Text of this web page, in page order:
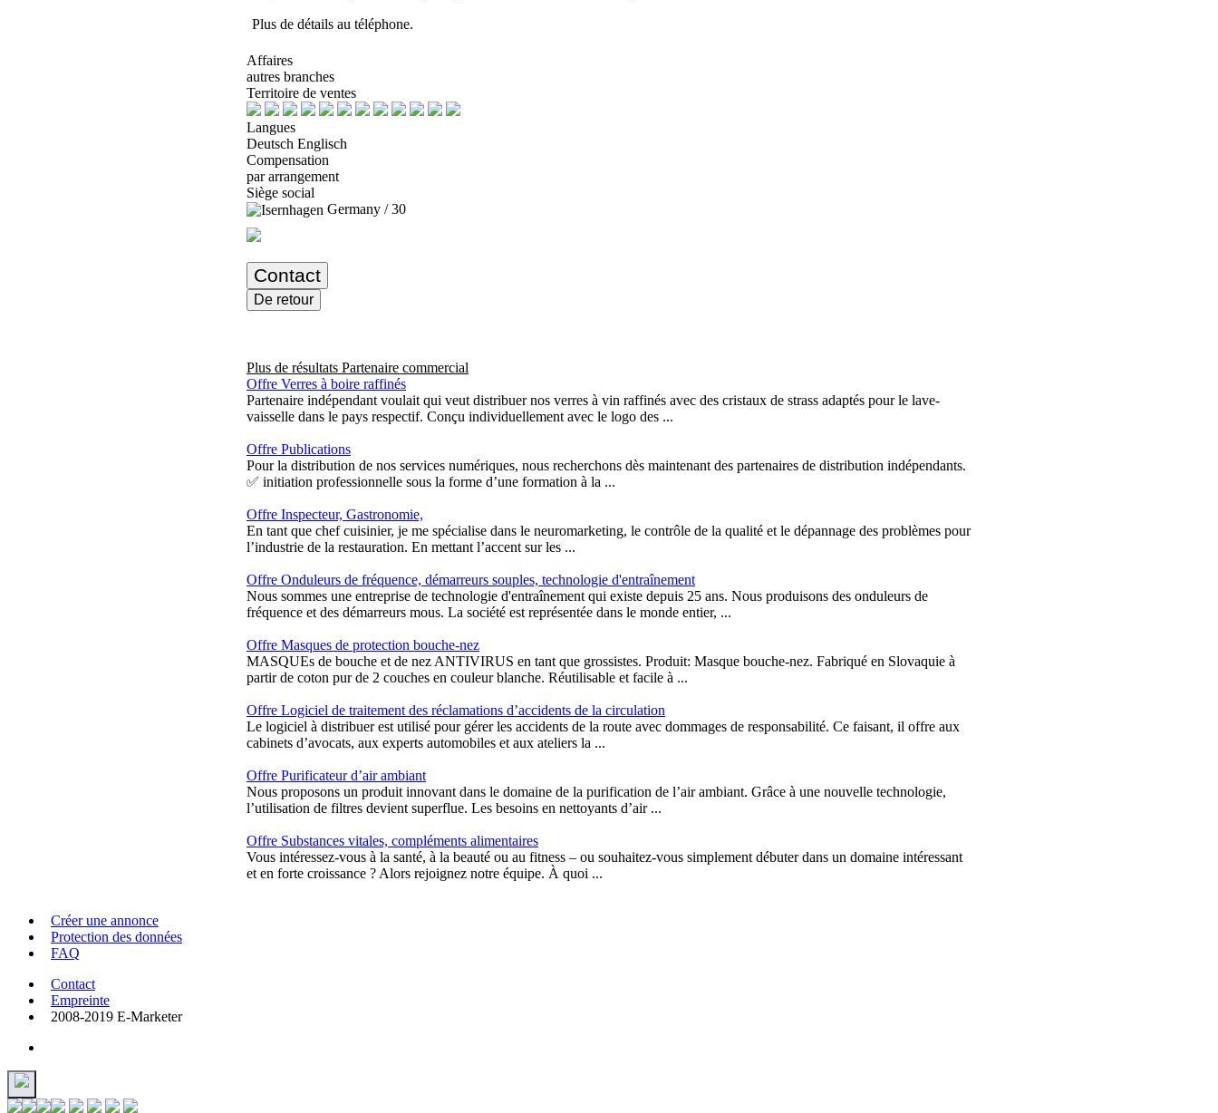
Plus de détails au téléphone.
Affaires
autres branches
Territoire de ventes
Langues
Deutsch Englisch
Compensation
par arrangement
Siège social
Germany / 30
Contact
De retour
Plus de résultats Partenaire commercial
Offre Verres à boire raffinés
Partenaire indépendant voulait qui veut distribuer nos verres à vin raffinés avec des cristaux de strass adaptés pour le lave-
vaisselle dans le pays respectif. Conçu individuellement avec le logo des ...
Offre Publications
Pour la distribution de nos services numériques, nous recherchons dès maintenant des partenaires de distribution indépendants.
✅ initiation professionnelle sous la forme d’une formation à la ...
Offre Inspecteur, Gastronomie,
En tant que chef cuisinier, je me spécialise dans le neuromarketing, le contrôle de la qualité et le dépannage des problèmes pour
l’industrie de la restauration. En mettant l’accent sur les ...
Offre Onduleurs de fréquence, démarreurs souples, technologie d'entraînement
Nous sommes une entreprise de technologie d'entraînement qui existe depuis 25 ans. Nous produisons des onduleurs de
fréquence et des démarreurs mous. La société est représentée dans le monde entier, ...
Offre Masques de protection bouche-nez
MASQUEs de bouche et de nez ANTIVIRUS en tant que grossistes. Produit: Masque bouche-nez. Fabriqué en Slovaquie à
partir de coton pur de 2 couches en couleur blanche. Réutilisable et facile à ...
Offre Logiciel de traitement des réclamations d’accidents de la circulation
Le logiciel à distribuer est utilisé pour gérer les accidents de la route avec dommages de responsabilité. Ce faisant, il offre aux
cabinets d’avocats, aux experts automobiles et aux ateliers la ...
Offre Purificateur d’air ambiant
Nous proposons un produit innovant dans le domaine de la purification de l’air ambiant. Grâce à une nouvelle technologie,
l’utilisation de filtres devient superflue. Les besoins en nettoyants d’air ...
Offre Substances vitales, compléments alimentaires
Vous intéressez-vous à la santé, à la beauté ou au fitness – ou souhaitez-vous simplement débuter dans un domaine intéressant
et en forte croissance ? Alors rejoignez notre équipe. À quoi ...
Créer une annonce
Protection des données
FAQ
Contact
Empreinte
2008-2019 E-Marketer